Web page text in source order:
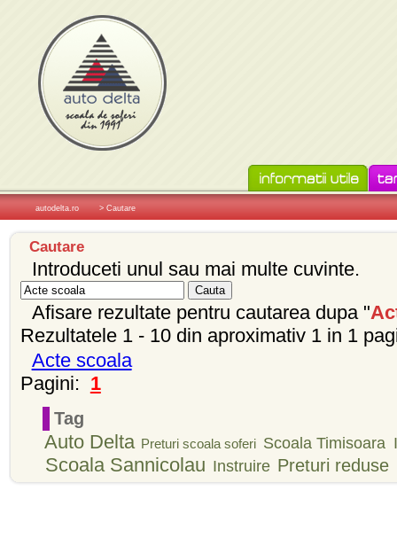
autodelta.ro > Cautare
Cautare
Introduceti unul sau mai multe cuvinte.
Afisare rezultate pentru cautarea dupa "
Rezultatele 1 - 10 din aproximativ 1 in 1
Acte scoala
Pagini: 1
Tag
Auto Delta Preturi scoala soferi Scoala Timisoara
Scoala Sannicolau Instruire Preturi reduse